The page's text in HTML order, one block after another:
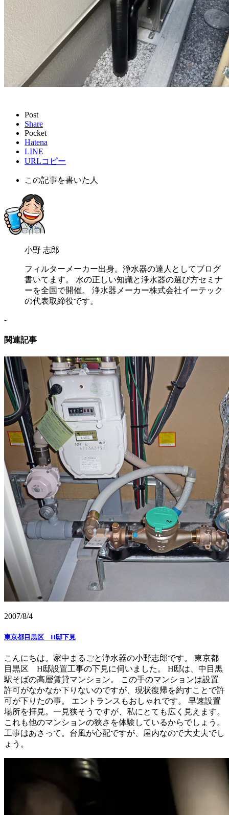
Post
Share
Pocket
Hatena
LINE
URLコピー
この記事を書いた人
小野 志郎
フィルターメーカー出身。浄水器の達人としてブログ
書いてます。 水の正しい知識と浄水器の選び方セミナ
ーを全国で開催。 浄水器メーカー株式会社イーテック
の代表取締役です。
-
関連記事
2007/8/4
東京都目黒区 H邸下見
こんにちは。家中まるごと浄水器の小野志郎です。 東京都
目黒区 H邸設置工事の下見に伺いました。 H邸は、中目黒
駅そばの高層賃貸マンション。 この手のマンションは設置
許可がなかなか下りないのですが、現状復帰を約すことで許
可が下りたの事。 エントランスもおしゃれです。 早速設置
場所を拝見。一見狭そうですが、私にとても広く見えます。
これも他のマンションの狭さを体験しているからでしょう。
工事はあさって。台風が心配ですが、屋内なので大丈夫でし
ょう。